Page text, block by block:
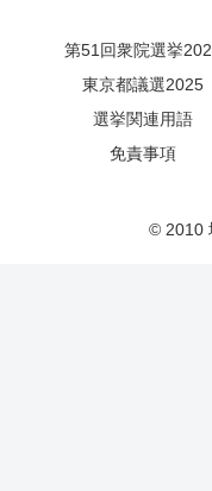
第51回衆院選挙
東京都議選2025
選挙関連用語
免責事項
© 2010